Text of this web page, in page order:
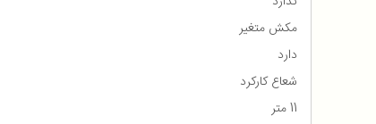
مکش متغیر
دارد
شعاع کارکرد
11 متر